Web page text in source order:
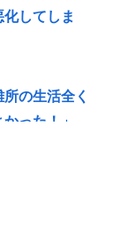
してしま
の生活全く
った！」
しているこ